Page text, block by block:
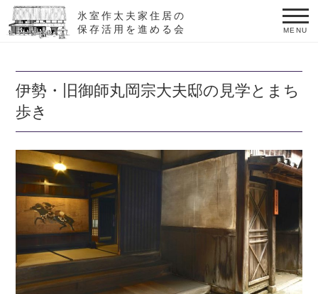
氷室作太夫家住居の
保存活用を進める会
MENU
伊勢・旧御師丸岡宗大夫邸の見学とまち
歩き